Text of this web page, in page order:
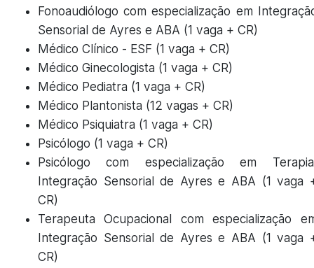
Fonoaudiólogo com especialização em
Sensorial de Ayres e ABA (1 vaga + CR)
Médico Clínico - ESF (1 vaga + CR)
Médico Ginecologista (1 vaga + CR)
Médico Pediatra (1 vaga + CR)
Médico Plantonista (12 vagas + CR)
Médico Psiquiatra (1 vaga + CR)
Psicólogo (1 vaga + CR)
Psicólogo com especialização em
Integração Sensorial de Ayres e ABA (1 vaga
CR)
Terapeuta Ocupacional com especialização
Integração Sensorial de Ayres e ABA (1 vaga
CR)